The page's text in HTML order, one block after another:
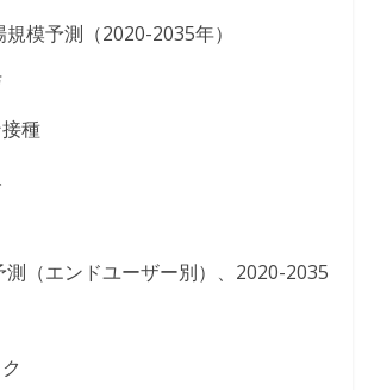
模予測（2020-2035年）
種
測（エンドユーザー別）、2020-2035